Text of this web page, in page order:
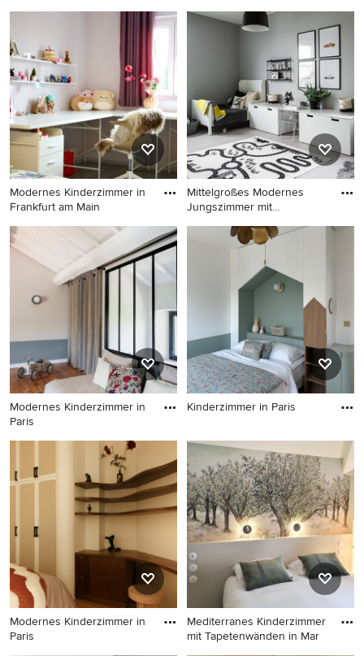
Neutrales Modernes
Kinderzimmer mit gelber
Wandfarbe in Berlin
Modernes Kinderzimmer mit
beiger Wandfarbe, hellem
Holzboden und beigem
Boden in Hamburg
Modernes Kinderzimmer in
Frankfurt am Main
Modernes Kinderzimmer in
Frankfurt am Main
Mittelgroßes Modernes
Jungszimmer mit
Mittelgroßes Modernes
Jungszimmer mit Schlafplatz,
grauer Wandfarbe und
hellem Holzboden in
Modernes Kinderzimmer in
Paris
Modernes Kinderzimmer in
Paris
Kinderzimmer in Paris
Modernes Kinderzimmer in
Paris
Mediterranes Kinderzimmer
mit Tapetenwänden in Mar